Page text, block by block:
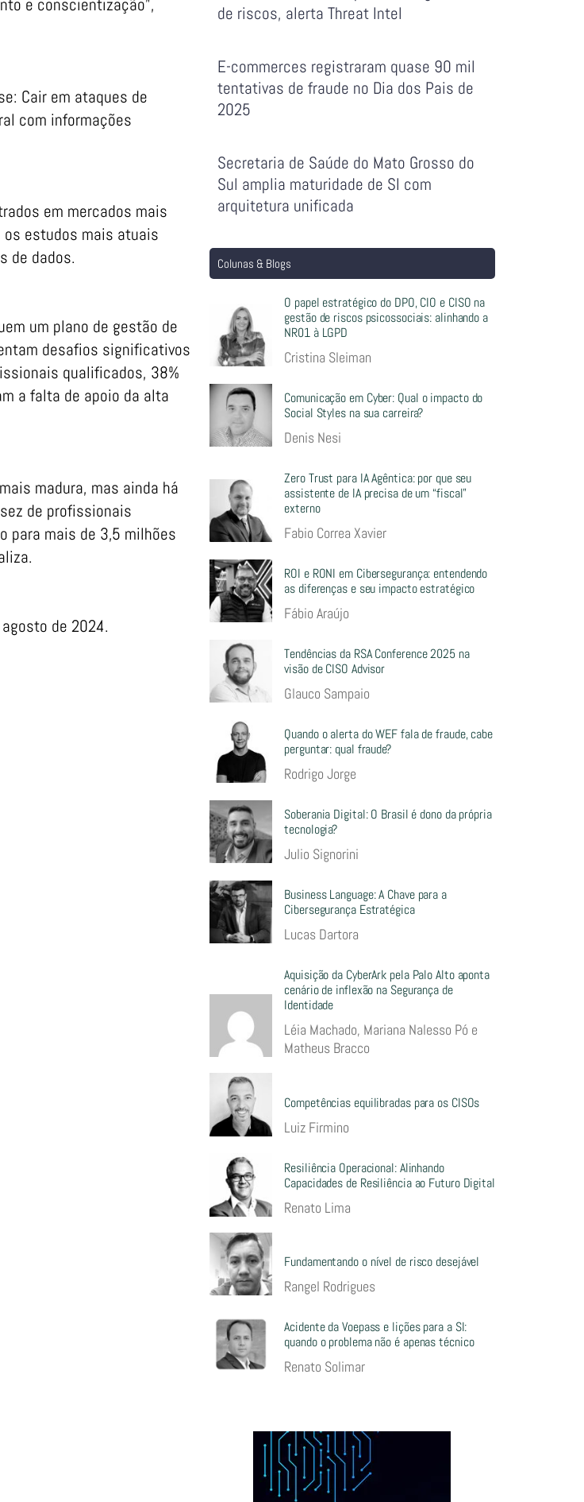
Cair em ataques de
com informações
em mercados mais
os estudos mais atuais
de dados.
um plano de gestão de
desafios significativos
qualificados, 38%
a falta de apoio da alta
madura, mas ainda há
de profissionais
para mais de 3,5 milhões
de 2024.
de riscos, alerta Threat Intel
E-commerces registraram quase 90 mil
tentativas de fraude no Dia dos Pais de
2025
Secretaria de Saúde do Mato Grosso do
Sul amplia maturidade de SI com
arquitetura unificada
Colunas & Blogs
O papel estratégico do DPO, CIO e CISO na
gestão de riscos psicossociais: alinhando a
NR01 à LGPD
Cristina Sleiman
Comunicação em Cyber: Qual o impacto do
Social Styles na sua carreira?
Denis Nesi
Zero Trust para IA Agêntica: por que seu
assistente de IA precisa de um “fiscal”
externo
Fabio Correa Xavier
ROI e RONI em Cibersegurança: entendendo
as diferenças e seu impacto estratégico
Fábio Araújo
Tendências da RSA Conference 2025 na
visão de CISO Advisor
Glauco Sampaio
Quando o alerta do WEF fala de fraude, cabe
perguntar: qual fraude?
Rodrigo Jorge
Soberania Digital: O Brasil é dono da própria
tecnologia?
Julio Signorini
Business Language: A Chave para a
Cibersegurança Estratégica
Lucas Dartora
Aquisição da CyberArk pela Palo Alto aponta
cenário de inflexão na Segurança de
Identidade
Léia Machado, Mariana Nalesso Pó e
Matheus Bracco
Competências equilibradas para os CISOs
Luiz Firmino
Resiliência Operacional: Alinhando
Capacidades de Resiliência ao Futuro Digital
Renato Lima
Fundamentando o nível de risco desejável
Rangel Rodrigues
Acidente da Voepass e lições para a SI:
quando o problema não é apenas técnico
Renato Solimar